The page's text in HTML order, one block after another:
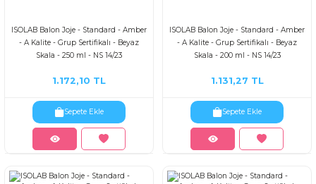
ISOLAB Balon Joje - Standard - Amber
- A Kalite - Grup Sertifikalı - Beyaz
Skala - 250 ml - NS 14/23
1.172,10 TL
Sepete Ekle
ISOLAB Balon Joje - Standard - Amber
- A Kalite - Grup Sertifikalı - Beyaz
Skala - 200 ml - NS 14/23
1.131,27 TL
Sepete Ekle